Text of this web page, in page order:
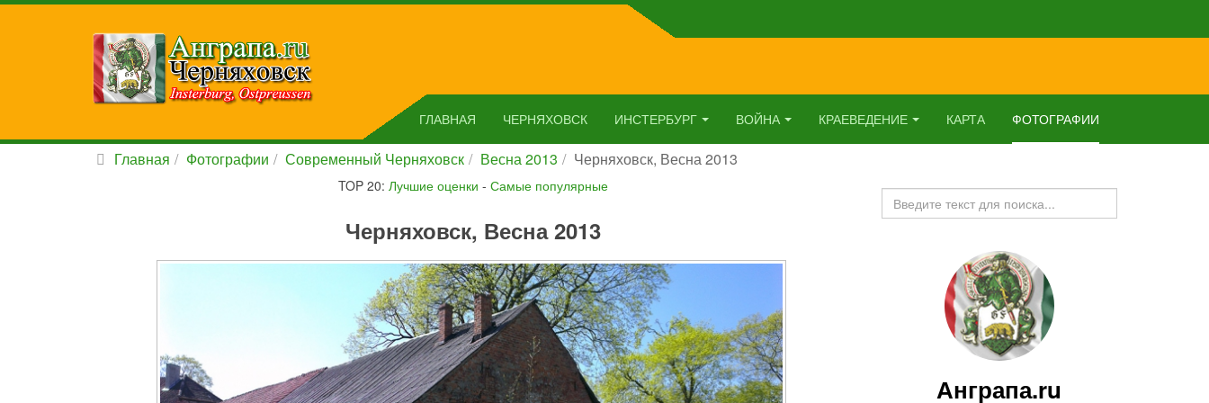
ГЛАВНАЯ ЧЕРНЯХОВСК ИНСТЕРБУРГ ВОЙНА КРАЕВЕДЕНИЕ КАРТА ФОТОГРАФИИ
Главная Фотографии Современный Черняховск Весна 2013 Черняховск, Весна 2013
TOP 20: Лучшие оценки - Самые популярные
Черняховск, Весна 2013
Искать...
Анграпа.ru